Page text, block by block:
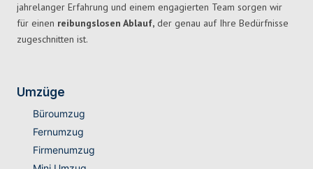
jahrelanger Erfahrung und einem engagierten Team sorgen wir
für einen reibungslosen Ablauf, der genau auf Ihre Bedürfnisse
zugeschnitten ist.
Umzüge
Büroumzug
Fernumzug
Firmenumzug